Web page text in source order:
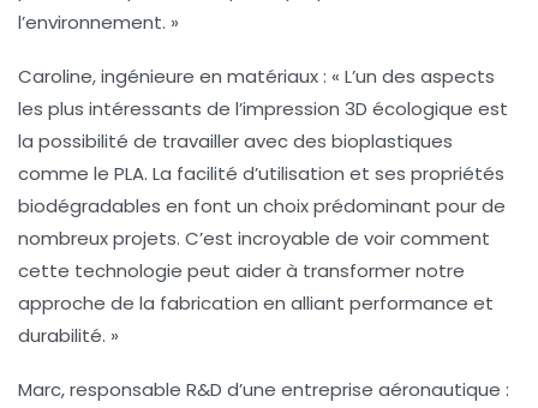
l’environnement. »
Caroline, ingénieure en matériaux: « L’un des aspects
les plus intéressants de l’impression 3D écologique est
la possibilité de travailler avec des bioplastiques
comme le PLA. La facilité d’utilisation et ses propriétés
biodégradables en font un choix prédominant pour de
nombreux projets. C’est incroyable de voir comment
cette technologie peut aider à transformer notre
approche de la fabrication en alliant performance et
durabilité. »
Marc, responsable R&D d’une entreprise aéronautique :